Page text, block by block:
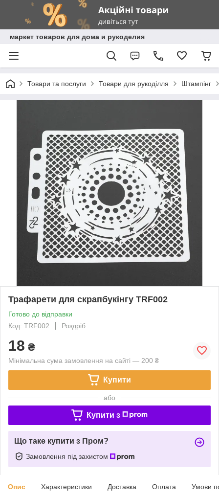
маркет товаров для дома и рукоделия
Товари та послуги Товари для рукоділля Штампінг
Трафарети для скрапбукінгу TRF002
Готово до відправки
Код: TRF002
Роздріб
18 ₴
Мінімальна сума замовлення на сайті — 200 ₴
Купити
або
Купити з
Що таке купити з Пром?
Замовлення під захистом
Опис Характеристики Доставка Оплата Умови